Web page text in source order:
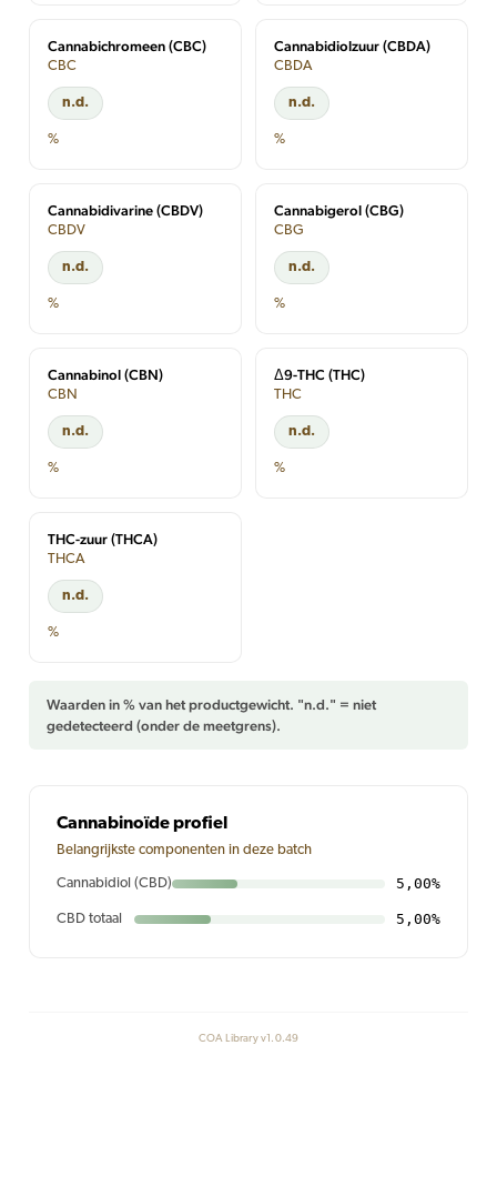
Cannabichromeen (CBC)
CBC
n.d.
%
Cannabidiolzuur (CBDA)
CBDA
n.d.
%
Cannabidivarine (CBDV)
CBDV
n.d.
%
Cannabigerol (CBG)
CBG
n.d.
%
Cannabinol (CBN)
CBN
n.d.
%
Δ9-THC (THC)
THC
n.d.
%
THC-zuur (THCA)
THCA
n.d.
%
Waarden in % van het productgewicht. "n.d." = niet
gedetecteerd (onder de meetgrens).
Cannabinoïde profiel
Belangrijkste componenten in deze batch
Cannabidiol (CBD) 5,00%
CBD totaal 5,00%
COA Library v1.0.49